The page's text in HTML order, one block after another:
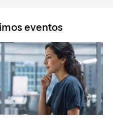
eventos